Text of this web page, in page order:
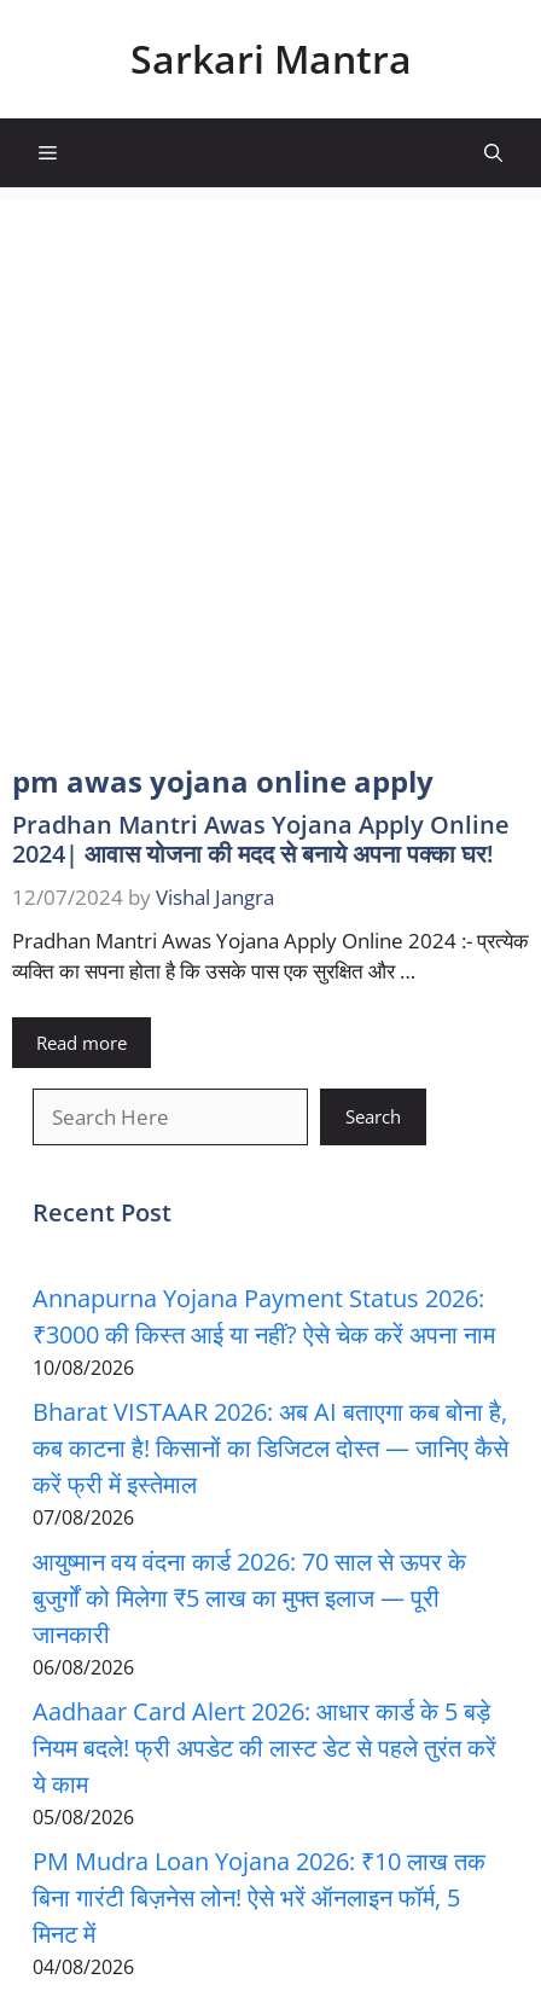
Sarkari Mantra
Menu
pm awas yojana online apply
Pradhan Mantri Awas Yojana Apply Online
2024| आवास योजना की मदद से बनाये अपना पक्का घर!
12/07/2024 byVishal Jangra
Pradhan Mantri Awas Yojana Apply Online 2024 :- प्रत्येक
व्यक्ति का सपना होता है कि उसके पास एक सुरक्षित और …
Read more
Search
Recent Post
Annapurna Yojana Payment Status 2026:
₹3000 की किस्त आई या नहीं? ऐसे चेक करें अपना नाम
10/08/2026
Bharat VISTAAR 2026: अब AI बताएगा कब बोना है,
कब काटना है! किसानों का डिजिटल दोस्त — जानिए कैसे
करें फ्री में इस्तेमाल
07/08/2026
आयुष्मान वय वंदना कार्ड 2026: 70 साल से ऊपर के
बुजुर्गों को मिलेगा ₹5 लाख का मुफ्त इलाज — पूरी
जानकारी
06/08/2026
Aadhaar Card Alert 2026: आधार कार्ड के 5 बड़े
नियम बदले! फ्री अपडेट की लास्ट डेट से पहले तुरंत करें
ये काम
05/08/2026
PM Mudra Loan Yojana 2026: ₹10 लाख तक
बिना गारंटी बिज़नेस लोन! ऐसे भरें ऑनलाइन फॉर्म, 5
मिनट में
04/08/2026